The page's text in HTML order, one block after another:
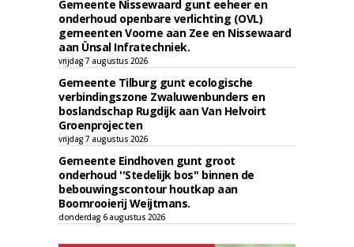
Gemeente Nissewaard gunt eeheer en
onderhoud openbare verlichting (OVL)
gemeenten Voorne aan Zee en Nissewaard
aan Ünsal Infratechniek.
vrijdag 7 augustus 2026
Gemeente Tilburg gunt ecologische
verbindingszone Zwaluwenbunders en
boslandschap Rugdijk aan Van Helvoirt
Groenprojecten
vrijdag 7 augustus 2026
Gemeente Eindhoven gunt groot
onderhoud ''Stedelijk bos'' binnen de
bebouwingscontour houtkap aan
Boomrooierij Weijtmans.
donderdag 6 augustus 2026